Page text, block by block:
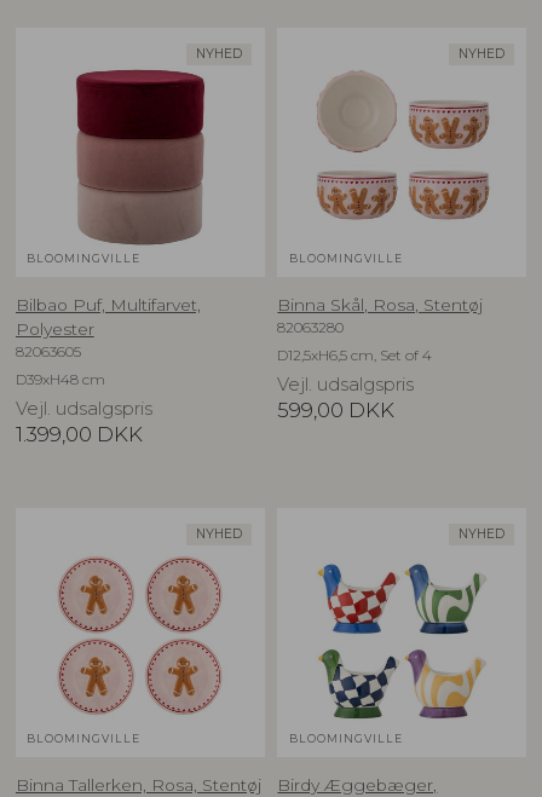
NYHED
BLOOMINGVILLE
Bilbao Puf, Multifarvet,
Polyester
82063605
D39xH48 cm
Vejl. udsalgspris
1.399,00 DKK
NYHED
BLOOMINGVILLE
Binna Skål, Rosa, Stentøj
82063280
D12,5xH6,5 cm, Set of 4
Vejl. udsalgspris
599,00 DKK
NYHED
BLOOMINGVILLE
Binna Tallerken, Rosa, Stentøj
NYHED
BLOOMINGVILLE
Birdy Æggebæger,